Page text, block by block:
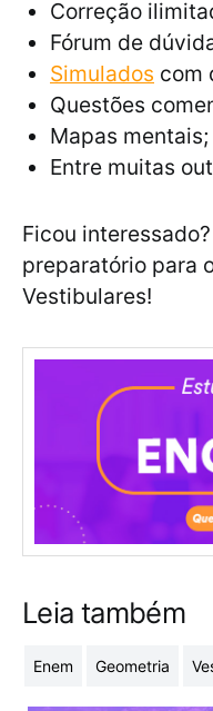
Correção
Fórum de
Simulados com
Questões
Mapas mentais;
Entre muitas
Ficou
preparatório para
Vestibulares!
Leia também
Enem Geometria